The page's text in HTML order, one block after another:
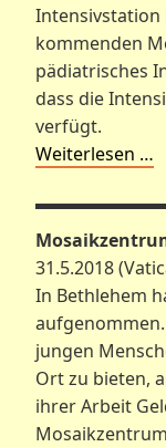
Intensivstation
kommenden
pädiatrisches
dass die
verfügt.
Weiterlesen …
31.5.2018
In Bethlehem
jungen
Ort zu bieten,
ihrer Arbeit